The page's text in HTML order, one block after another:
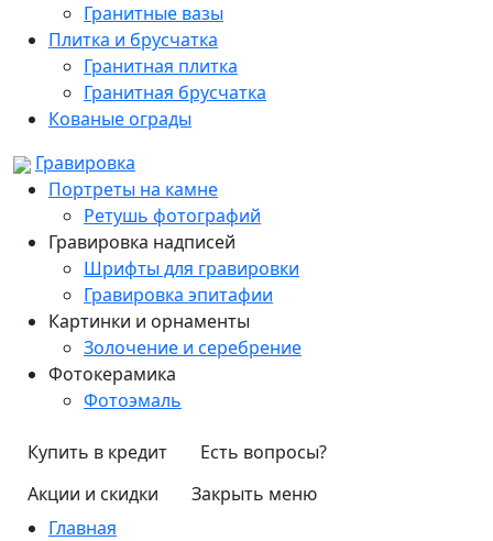
Гранитные вазы
Плитка и брусчатка
Гранитная плитка
Гранитная брусчатка
Кованые ограды
Гравировка
Портреты на камне
Ретушь фотографий
Гравировка надписей
Шрифты для гравировки
Гравировка эпитафии
Картинки и орнаменты
Золочение и серебрение
Фотокерамика
Фотоэмаль
Купить в кредит
Есть вопросы?
Акции и скидки
Закрыть меню
Главная